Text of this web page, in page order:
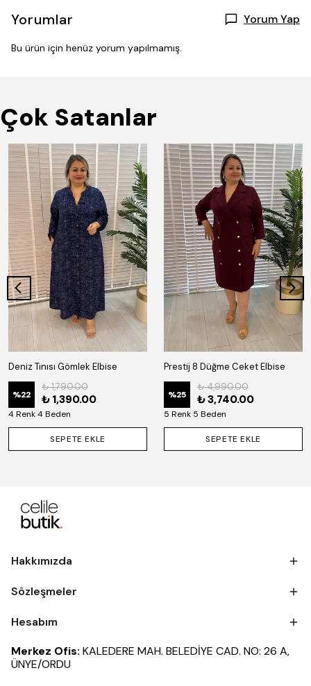
Yorumlar Yorum Yap
Bu ürün için henüz yorum yapılmamış.
Çok Satanlar
Deniz Tınısı Gömlek Elbise
%22
₺ 1,790.00
₺ 1,390.00
4 Renk 4 Beden
SEPETE EKLE
Prestij 8 Düğme Ceket Elbise
%25
₺ 4,990.00
₺ 3,740.00
5 Renk 5 Beden
SEPETE EKLE
Hakkımızda
Sözleşmeler
Hesabım
Merkez Ofis: KALEDERE MAH. BELEDİYE CAD. NO: 26 A,
ÜNYE/ORDU